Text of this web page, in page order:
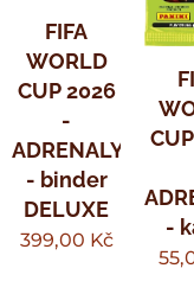
FIFA
WORLD
CUP 2026
-
ADRENALYN
- binder
DELUXE
399,00 Kč
-